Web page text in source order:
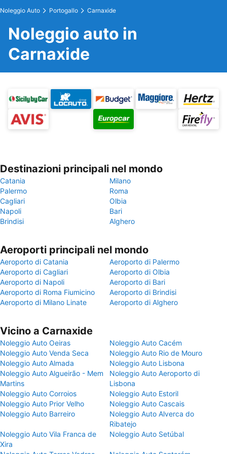
Noleggio Auto Portogallo Carnaxide
Noleggio auto in
Carnaxide
Destinazioni principali nel mondo
Catania
Milano
Palermo
Roma
Cagliari
Olbia
Napoli
Bari
Brindisi
Alghero
Aeroporti principali nel mondo
Aeroporto di Catania
Aeroporto di Palermo
Aeroporto di Cagliari
Aeroporto di Olbia
Aeroporto di Napoli
Aeroporto di Bari
Aeroporto di Roma Fiumicino
Aeroporto di Brindisi
Aeroporto di Milano Linate
Aeroporto di Alghero
Vicino a Carnaxide
Noleggio Auto Oeiras
Noleggio Auto Cacém
Noleggio Auto Venda Seca
Noleggio Auto Rio de Mouro
Noleggio Auto Almada
Noleggio Auto Lisbona
Noleggio Auto Algueirão - Mem
Martins
Noleggio Auto Aeroporto di
Lisbona
Noleggio Auto Corroios
Noleggio Auto Estoril
Noleggio Auto Prior Velho
Noleggio Auto Cascais
Noleggio Auto Barreiro
Noleggio Auto Alverca do
Ribatejo
Noleggio Auto Vila Franca de
Xira
Noleggio Auto Setúbal